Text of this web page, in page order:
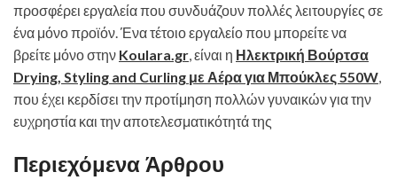
προσφέρει εργαλεία που συνδυάζουν πολλές λειτουργίες σε
ένα μόνο προϊόν. Ένα τέτοιο εργαλείο που μπορείτε να
βρείτε μόνο στην Koulara.gr, είναι η Ηλεκτρική Βούρτσα
Drying, Styling and Curling με Αέρα για Μπούκλες 550W,
που έχει κερδίσει την προτίμηση πολλών γυναικών για την
ευχρηστία και την αποτελεσματικότητά της
Περιεχόμενα Άρθρου